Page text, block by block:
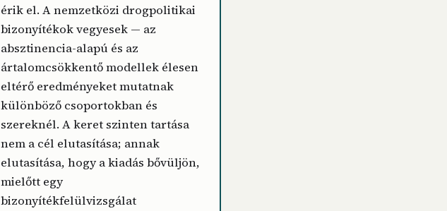
érik el. A nemzetközi drogpolitikai
bizonyítékok vegyesek — az
absztinencia-alapú és az
ártalomcsökkentő modellek élesen
eltérő eredményeket mutatnak
különböző csoportokban és
szereknél. A keret szinten tartása
nem a cél elutasítása; annak
elutasítása, hogy a kiadás bővüljön,
mielőtt egy
bizonyítékfelülvizsgálat